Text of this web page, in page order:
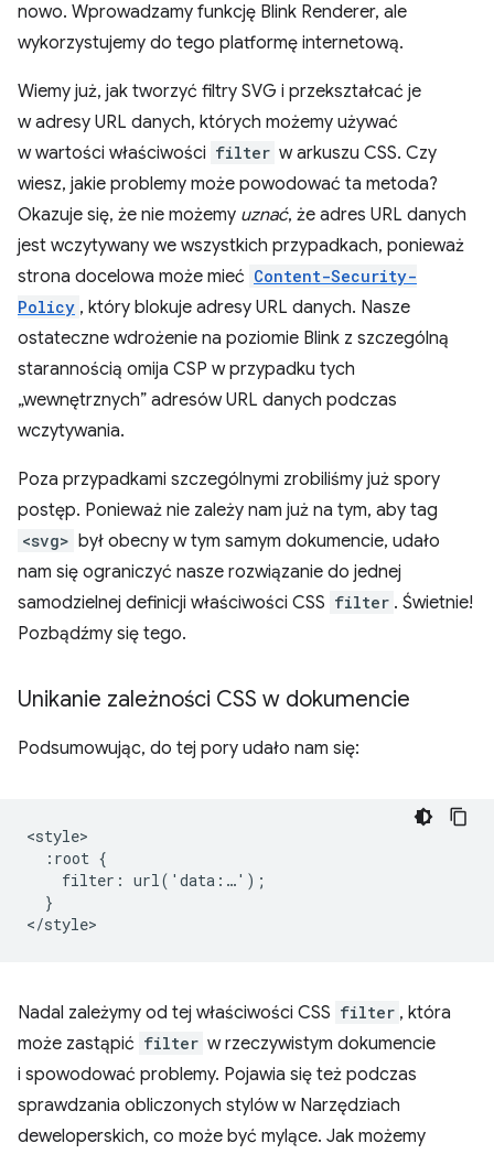
nowo. Wprowadzamy funkcję Blink Renderer, ale
wykorzystujemy do tego platformę internetową.
Wiemy już, jak tworzyć filtry SVG i przekształcać je
w adresy URL danych, których możemy używać
w wartości właściwości filter w arkuszu CSS. Czy
wiesz, jakie problemy może powodować ta metoda?
Okazuje się, że nie możemy uznać, że adres URL danych
jest wczytywany we wszystkich przypadkach, ponieważ
strona docelowa może mieć Content-Security-
Policy , który blokuje adresy URL danych. Nasze
ostateczne wdrożenie na poziomie Blink z szczególną
starannością omija CSP w przypadku tych
„wewnętrznych” adresów URL danych podczas
wczytywania.
Poza przypadkami szczególnymi zrobiliśmy już spory
postęp. Ponieważ nie zależy nam już na tym, aby tag
<svg> był obecny w tym samym dokumencie, udało
nam się ograniczyć nasze rozwiązanie do jednej
samodzielnej definicji właściwości CSS filter . Świetnie!
Pozbądźmy się tego.
Unikanie zależności CSS w dokumencie
Podsumowując, do tej pory udało nam się:
<style>
  :root {
    filter: url('data:…');
  }
Nadal zależymy od tej właściwości CSS filter , która
może zastąpić filter w rzeczywistym dokumencie
i spowodować problemy. Pojawia się też podczas
sprawdzania obliczonych stylów w Narzędziach
deweloperskich, co może być mylące. Jak możemy